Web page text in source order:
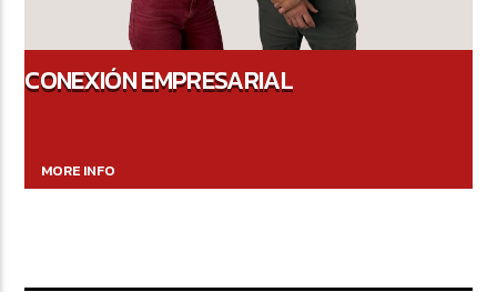
CONEXIÓN EMPRESARIAL
MORE INFO